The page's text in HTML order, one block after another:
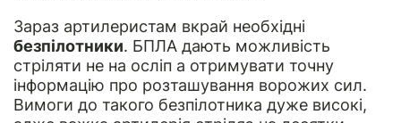
Зараз артилеристам вкрай необхідні
безпілотники. БПЛА дають можливість
стріляти не на осліп а отримувати точну
інформацію про розташування ворожих сил.
Вимоги до такого безпілотника дуже високі,